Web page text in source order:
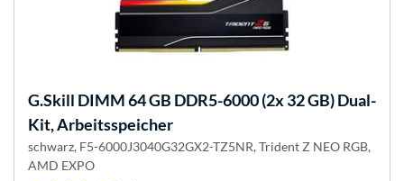
G.Skill DIMM 64 GB DDR5-6000 (2x 32 GB) Dual-
Kit, Arbeitsspeicher
schwarz, F5-6000J3040G32GX2-TZ5NR, Trident Z NEO RGB,
AMD EXPO